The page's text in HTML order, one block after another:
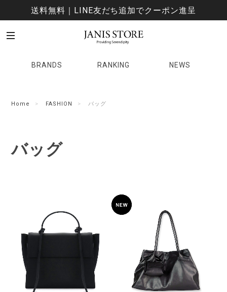
送料無料｜LINE友だち追加でクーポン進呈
BRANDS RANKING NEWS
Home FASHION バッグ
バッグ